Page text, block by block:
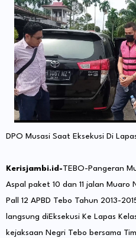
DPO Musasi Saat Eksekusi Di
Kerisjambi.id-TEBO-Pangeran
Aspal paket 10 dan 11 jalan Muaro
Pall 12 APBD Tebo Tahun 2013-
langsung diEksekusi Ke Lapas
kejaksaan Negri Tebo bersama